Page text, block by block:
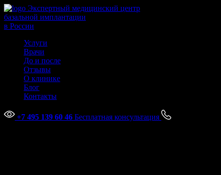
Экспертный медицинский центр
базальной имплантации
в России
Услуги
Врачи
До и после
Отзывы
О клинике
Блог
Контакты
+7 495 139 60 46 Бесплатная консультация